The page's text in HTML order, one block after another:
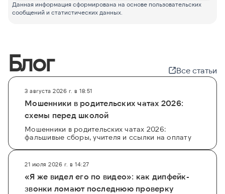
Данная информация сформирована на основе пользовательских
сообщений и статистических данных.
Блог Все статьи
3 августа 2026 г. в 18:51
Мошенники в родительских чатах 2026:
схемы перед школой
Мошенники в родительских чатах 2026:
фальшивые сборы, учителя и ссылки на оплату
21 июля 2026 г. в 14:27
«Я же видел его по видео»: как дипфейк-
звонки ломают последнюю проверку